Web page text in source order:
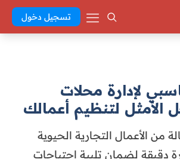
تسجيل دخول
لإدارة محلات
الأمثل لتنظيم أعمالك
من الأعمال التجارية الحيوية
دقيقة لضمان تلبية احتياجات